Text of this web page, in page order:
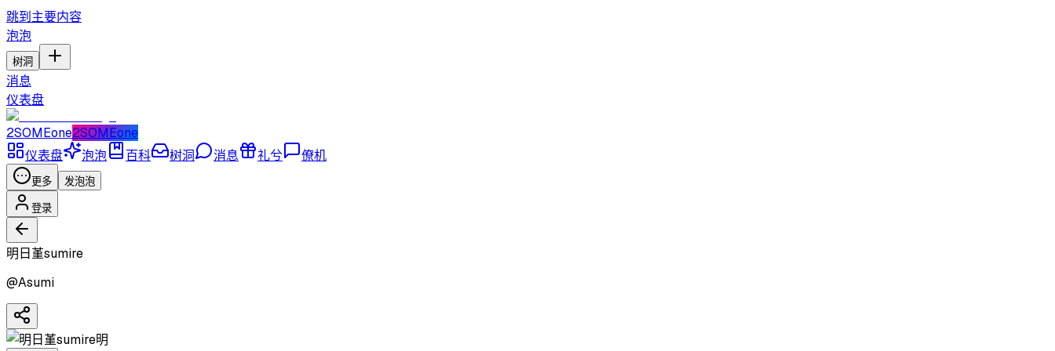
跳到主要内容
泡泡
树洞
消息
仪表盘
2SOMEone2SOMEone
仪表盘
泡泡 百科 树洞 消息 礼兮 僚机
更多 发泡泡
登录
明日堇sumire
@Asumi
明